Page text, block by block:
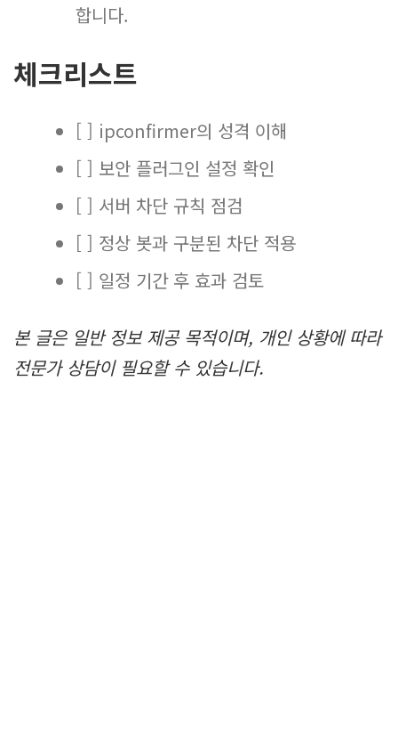
합니다.
체크리스트
[ ] ipconfirmer의 성격 이해
[ ] 보안 플러그인 설정 확인
[ ] 서버 차단 규칙 점검
[ ] 정상 봇과 구분된 차단 적용
[ ] 일정 기간 후 효과 검토
본 글은 일반 정보 제공 목적이며, 개인 상황에 따라
전문가 상담이 필요할 수 있습니다.